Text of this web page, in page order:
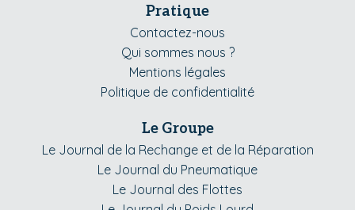
Pratique
Contactez-nous
Qui sommes nous ?
Mentions légales
Politique de confidentialité
Le Groupe
Le Journal de la Rechange et de la Réparation
Le Journal du Pneumatique
Le Journal des Flottes